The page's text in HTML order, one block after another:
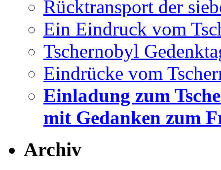
Rücktransport der
Ein Eindruck vom
Tschernobyl
Eindrücke vom
Einladung zum
mit Gedanken zum
Archiv